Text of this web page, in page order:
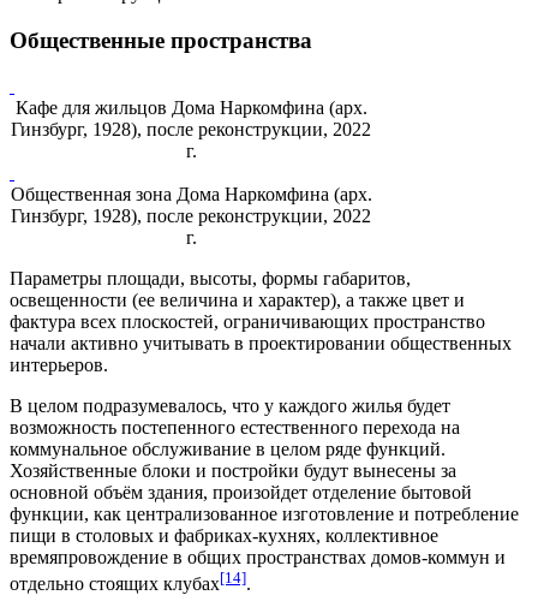
Общественные пространства
Кафе для жильцов Дома Наркомфина (арх.
Гинзбург, 1928), после реконструкции, 2022
г.
Общественная зона Дома Наркомфина (арх.
Гинзбург, 1928), после реконструкции, 2022
г.
Параметры площади, высоты, формы габаритов,
освещенности (ее величина и характер), а также цвет и
фактура всех плоскостей, ограничивающих пространство
начали активно учитывать в проектировании общественных
интерьеров.
В целом подразумевалось, что у каждого жилья будет
возможность постепенного естественного перехода на
коммунальное обслуживание в целом ряде функций.
Хозяйственные блоки и постройки будут вынесены за
основной объём здания, произойдет отделение бытовой
функции, как централизованное изготовление и потребление
пищи в столовых и фабриках-кухнях, коллективное
времяпровождение в общих пространствах домов-коммун и
отдельно стоящих клубах[14].